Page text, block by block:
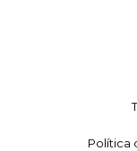
Política